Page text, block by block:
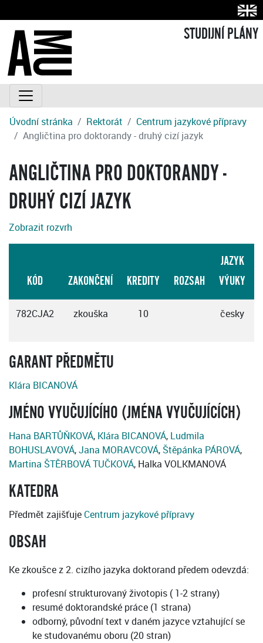
STUDIJNÍ PLÁNY
Úvodní stránka Rektorát
Centrum jazykové přípravy
Angličtina pro doktorandy - druhý cizí jazyk
ANGLIČTINA PRO DOKTORANDY -
DRUHÝ CIZÍ JAZYK
Zobrazit rozvrh
KÓD ZAKONČENÍ KREDITY ROZSAH
JAZYK
VÝUKY
782CJA2 zkouška 10 česky
GARANT PŘEDMĚTU
Klára BICANOVÁ
JMÉNO VYUČUJÍCÍHO (JMÉNA VYUČUJÍCÍCH)
Hana BARTŮŇKOVÁ, Klára BICANOVÁ, Ludmila
BOHUSLAVOVÁ,Jana MORAVCOVÁ, Štěpánka PÁROVÁ,
Martina ŠTĚRBOVÁ TUČKOVÁ, Halka VOLKMANOVÁ
KATEDRA
Předmět zajišťuje Centrum jazykové přípravy
OBSAH
Ke zkoušce z 2. cizího jazyka doktorand předem odevzdá:
profesní strukturovaný životopis ( 1-2 strany)
resumé doktorandské práce (1 strana)
odborný, původní text v daném jazyce vztahující se
ke studovanému oboru (20 stran)